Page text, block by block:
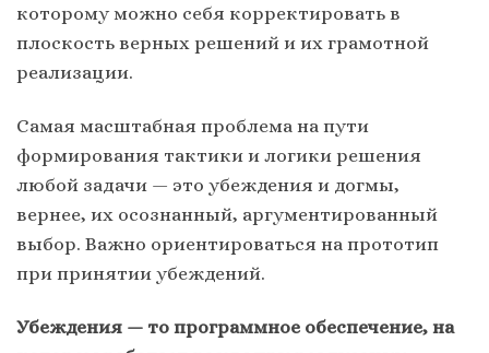
которому можно себя корректировать в
плоскость верных решений и их грамотной
реализации.
Самая масштабная проблема на пути
формирования тактики и логики решения
любой задачи — это убеждения и догмы,
вернее, их осознанный, аргументированный
выбор. Важно ориентироваться на прототип
при принятии убеждений.
Убеждения — то программное обеспечение, на